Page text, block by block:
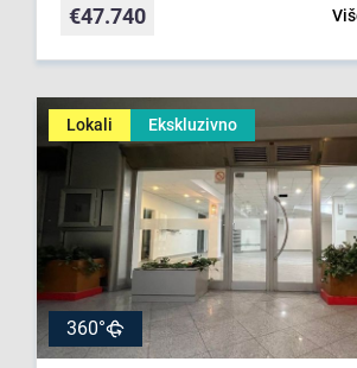
€47.740
Lokali Ekskluzivno
360°